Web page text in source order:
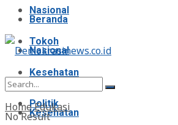
Nasional
Tokoh
Kesehatan
Politik
Beranda
Nasional
Tokoh
Kesehatan
No Result
HomeEdukasi